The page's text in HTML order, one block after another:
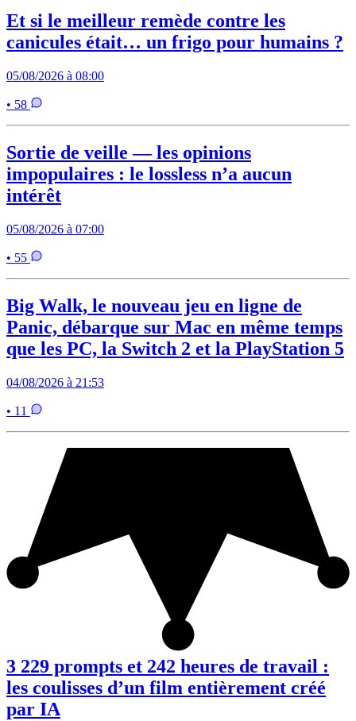
Et si le meilleur remède contre les
canicules était… un frigo pour humains ?
05/08/2026 à 08:00
• 58
Sortie de veille — les opinions
impopulaires : le lossless n’a aucun
intérêt
05/08/2026 à 07:00
• 55
Big Walk, le nouveau jeu en ligne de
Panic, débarque sur Mac en même temps
que les PC, la Switch 2 et la PlayStation 5
04/08/2026 à 21:53
• 11
3 229 prompts et 242 heures de travail :
les coulisses d’un film entièrement créé
par IA